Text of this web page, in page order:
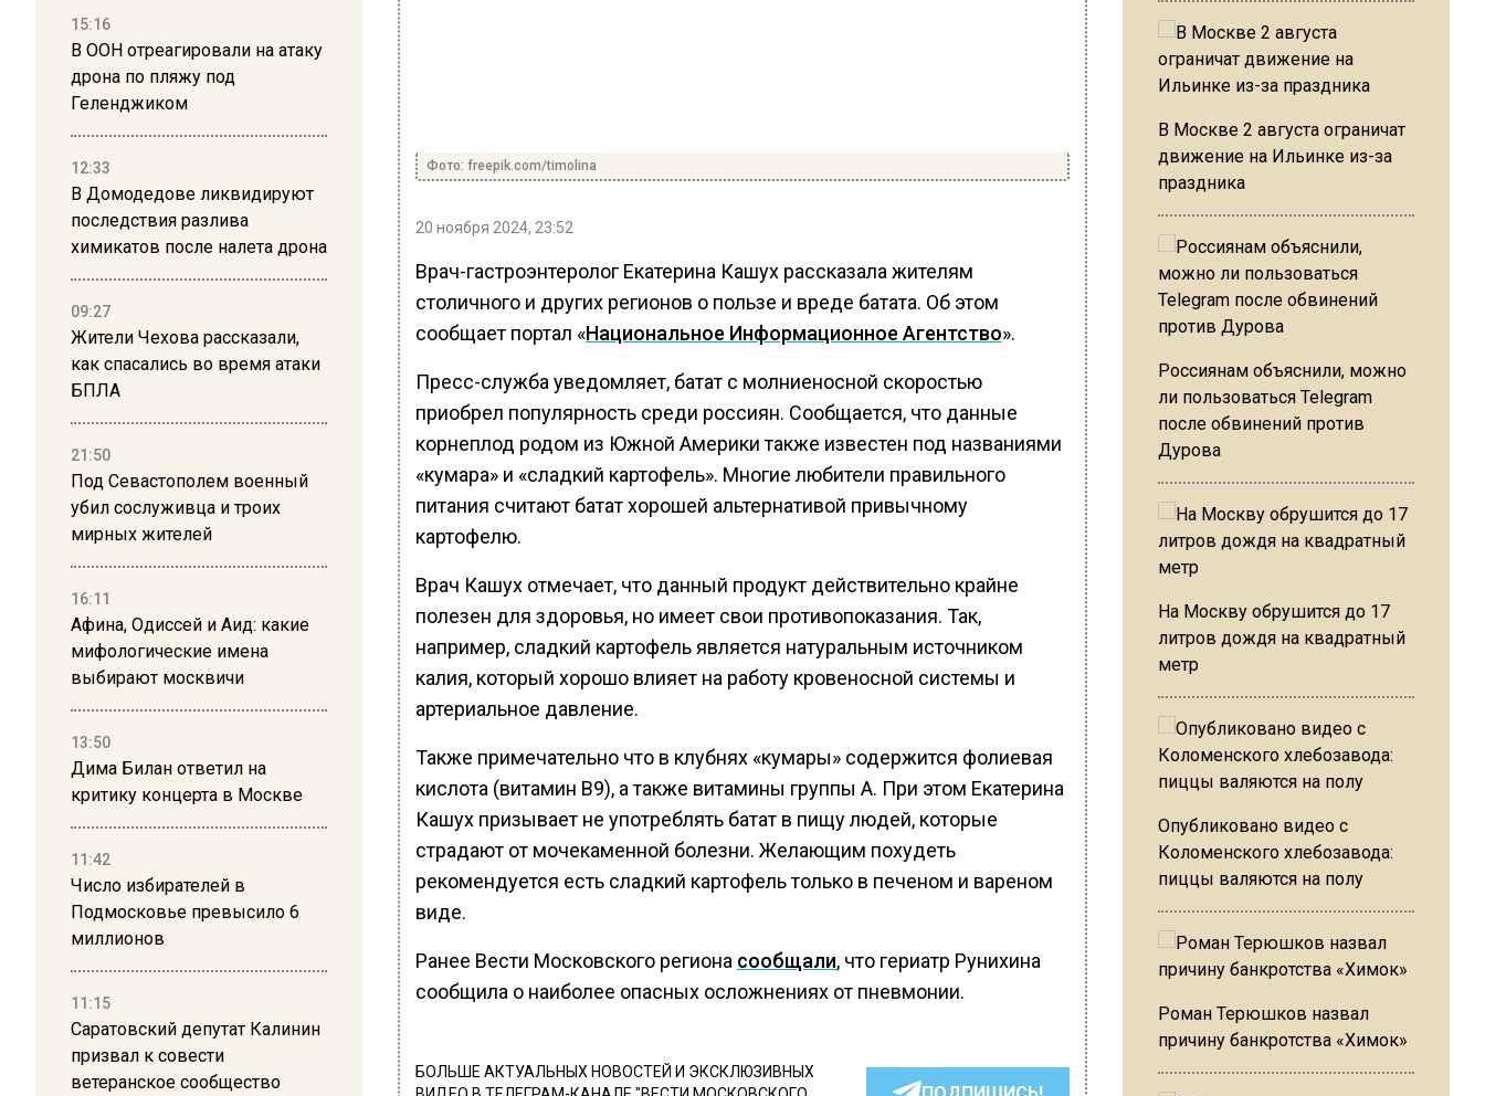
15:16
В ООН отреагировали на атаку
дрона по пляжу под
Геленджиком
12:33
В Домодедове ликвидируют
последствия разлива
химикатов после налета дрона
09:27
Жители Чехова рассказали,
как спасались во время атаки
БПЛА
21:50
Под Севастополем военный
убил сослуживца и троих
мирных жителей
16:11
Афина, Одиссей и Аид: какие
мифологические имена
выбирают москвичи
13:50
Дима Билан ответил на
критику концерта в Москве
11:42
Число избирателей в
Подмосковье превысило 6
миллионов
11:15
Саратовский депутат Калинин
призвал к совести
ветеранское сообщество
Фото: freepik.com/timolina
20 ноября 2024, 23:52
Врач-гастроэнтеролог Екатерина Кашух рассказала жителям
столичного и других регионов о пользе и вреде батата. Об этом
сообщает портал «Национальное Информационное Агентство».
Пресс-служба уведомляет, батат с молниеносной скоростью
приобрел популярность среди россиян. Сообщается, что данные
корнеплод родом из Южной Америки также известен под названиями
«кумара» и «сладкий картофель». Многие любители правильного
питания считают батат хорошей альтернативой привычному
картофелю.
Врач Кашух отмечает, что данный продукт действительно крайне
полезен для здоровья, но имеет свои противопоказания. Так,
например, сладкий картофель является натуральным источником
калия, который хорошо влияет на работу кровеносной системы и
артериальное давление.
Также примечательно что в клубнях «кумары» содержится фолиевая
кислота (витамин B9), а также витамины группы А. При этом Екатерина
Кашух призывает не употреблять батат в пищу людей, которые
страдают от мочекаменной болезни. Желающим похудеть
рекомендуется есть сладкий картофель только в печеном и вареном
виде.
Ранее Вести Московского региона сообщали, что гериатр Рунихина
сообщила о наиболее опасных осложнениях от пневмонии.
БОЛЬШЕ АКТУАЛЬНЫХ НОВОСТЕЙ И ЭКСКЛЮЗИВНЫХ
В Москве 2 августа ограничат
движение на Ильинке из-за
праздника
Россиянам объяснили, можно
ли пользоваться Telegram
после обвинений против
Дурова
На Москву обрушится до 17
литров дождя на квадратный
метр
Опубликовано видео с
Коломенского хлебозавода:
пиццы валяются на полу
Роман Терюшков назвал
причину банкротства «Химок»